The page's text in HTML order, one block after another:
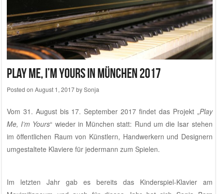
Play Me, I’m Yours in München 2017
Posted on August 1, 2017bySonja
Vom 31. August bis 17. September 2017 findet das Projekt „Play
Me, I’m Yours“ wieder in München statt: Rund um die Isar stehen
im öffentlichen Raum von Künstlern, Handwerkern und Designern
umgestaltete Klaviere für jedermann zum Spielen.
Im letzten Jahr gab es bereits das Kinderspiel-Klavier am